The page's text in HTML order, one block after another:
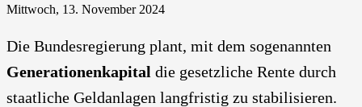
Mittwoch, 13. November 2024
Die Bun­des­re­gie­rung plant, mit dem soge­nann­ten
Gene­ra­tio­nen­ka­pi­tal die gesetz­li­che Ren­te durch
staat­li­che Geld­an­la­gen lang­fris­tig zu sta­bi­li­sie­ren.